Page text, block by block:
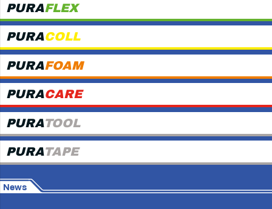
PURAFLEX
PURACOLL
PURAFOAM
PURACARE
PURATOOL
PURATAPE
News